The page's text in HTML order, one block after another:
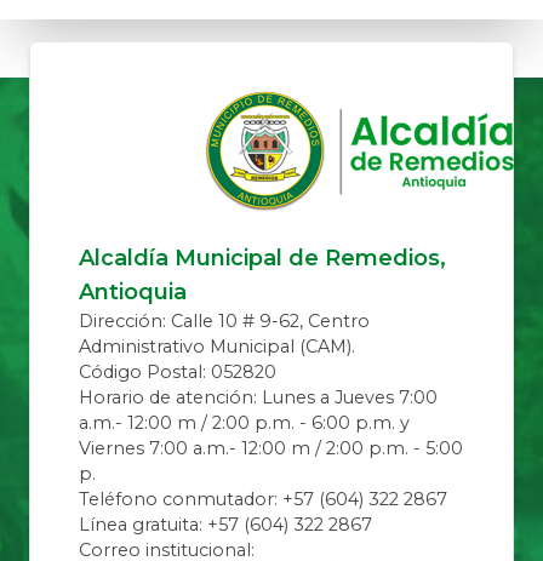
Alcaldía Municipal de Remedios,
Antioquia
Dirección: Calle 10 # 9-62, Centro
Administrativo Municipal (CAM).
Código Postal: 052820
Horario de atención: Lunes a Jueves 7:00
a.m.- 12:00 m / 2:00 p.m. - 6:00 p.m. y
Viernes 7:00 a.m.- 12:00 m / 2:00 p.m. - 5:00
p.
Teléfono conmutador: +57 (604) 322 2867
Línea gratuita: +57 (604) 322 2867
Correo institucional: